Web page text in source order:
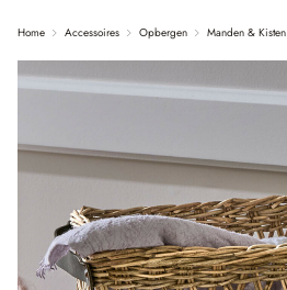
Home Accessoires Opbergen Manden & Kisten